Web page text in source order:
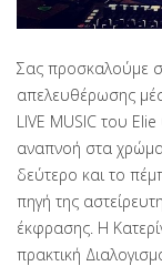
Σας προσκαλούμε
απελευθέρωσης
LIVE MUSIC του
αναπνοή στα
δεύτερο και το
πηγή της
έκφρασης. Η
πρακτική